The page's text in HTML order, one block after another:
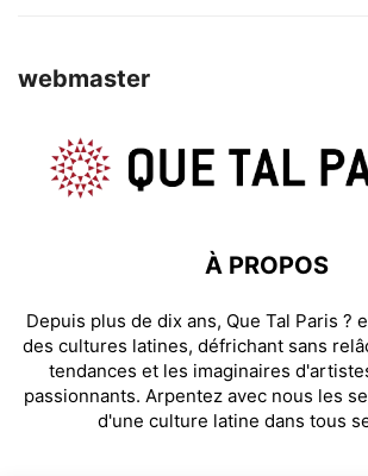
webmaster
À PROPOS
Depuis plus de dix ans, Que Tal Paris ?
des cultures latines, défrichant sans
tendances et les imaginaires
passionnants. Arpentez avec nous les
d'une culture latine dans tous